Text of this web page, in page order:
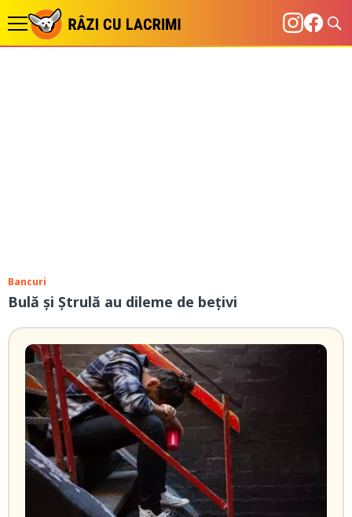
Bancuri
Bulă și Ștrulă au dileme de bețivi